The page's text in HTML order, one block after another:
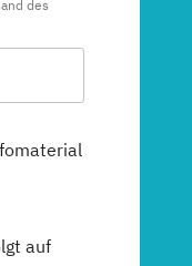
des
auf